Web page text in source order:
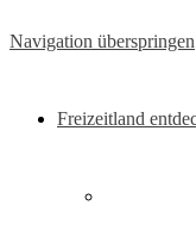
Navigation überspringen
Freizeitland